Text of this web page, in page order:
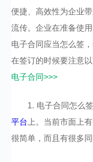
便捷、高效性为企业
流传。企业在准备使
电子合同应当怎么签
在签订的时候要注意以
电子合同>>>
1. 电子合同怎么
平台 上。当前市面上
很简单，而且有很多